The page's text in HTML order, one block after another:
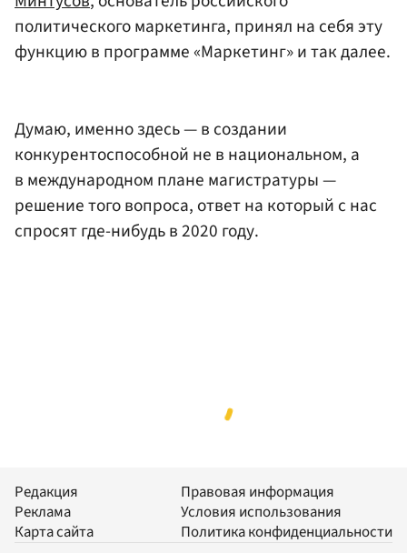
политического маркетинга, принял на себя эту
функцию в программе «Маркетинг» и так далее.
Думаю, именно здесь — в создании
конкурентоспособной не в национальном, а
в международном плане магистратуры —
решение того вопроса, ответ на который с нас
спросят где-нибудь в 2020 году.
Редакция
Реклама
Карта сайта
Правовая информация
Условия использования
Политика конфиденциальности